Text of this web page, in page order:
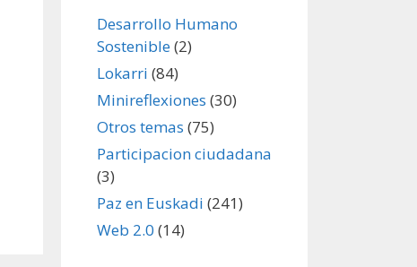
Desarrollo Humano
Sostenible(2)
Lokarri (84)
Minireflexiones (30)
Otros temas (75)
Participacion ciudadana
(3)
Paz en Euskadi (241)
Web 2.0 (14)